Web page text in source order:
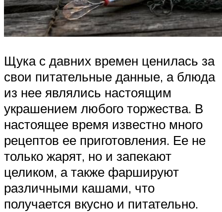
Щука с давних времен ценилась за
свои питательные данные, а блюда
из нее являлись настоящим
украшением любого торжества. В
настоящее время известно много
рецептов ее приготовления. Ее не
только жарят, но и запекают
целиком, а также фаршируют
различными кашами, что
получается вкусно и питательно.